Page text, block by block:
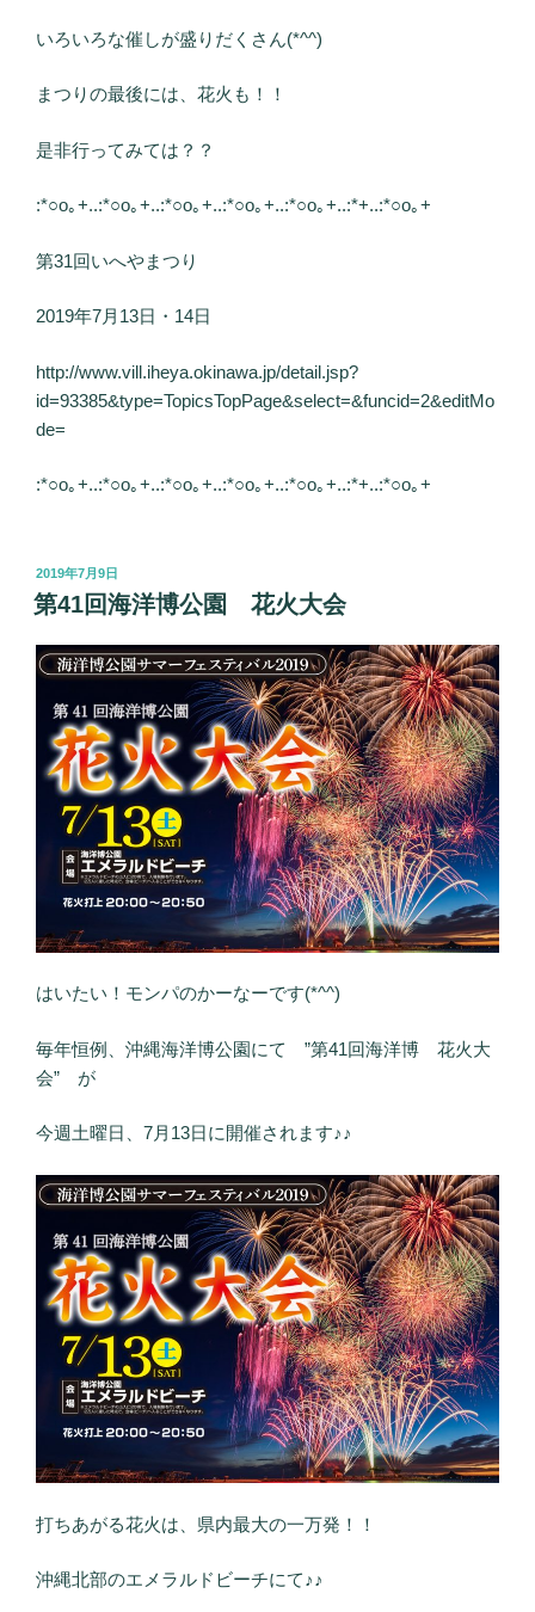
いろいろな催しが盛りだくさん(*^^)
まつりの最後には、花火も！！
是非行ってみては？？
:*○o｡+..:*○o｡+..:*○o｡+..:*○o｡+..:*○o｡+..:*+..:*○o｡+
第31回いへやまつり
2019年7月13日・14日
http://www.vill.iheya.okinawa.jp/detail.jsp?
id=93385&type=TopicsTopPage&select=&funcid=2&editMo
de=
:*○o｡+..:*○o｡+..:*○o｡+..:*○o｡+..:*○o｡+..:*+..:*○o｡+
投
稿
日:
2019年7月9日
第41回海洋博公園 花火大会
はいたい！モンパのかーなーです(*^^)
毎年恒例、沖縄海洋博公園にて ”第41回海洋博 花火大
会” が
今週土曜日、7月13日に開催されます♪♪
打ちあがる花火は、県内最大の一万発！！
沖縄北部のエメラルドビーチにて♪♪